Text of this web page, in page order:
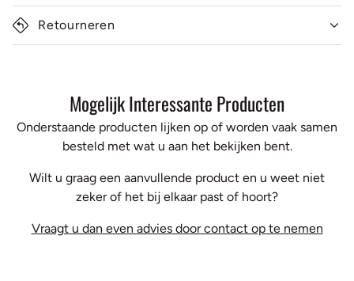
Retourneren
Mogelijk Interessante Producten
Onderstaande producten lijken op of worden vaak samen
besteld met wat u aan het bekijken bent.
Wilt u graag een aanvullende product en u weet niet
zeker of het bij elkaar past of hoort?
Vraagt u dan even advies door contact op te nemen